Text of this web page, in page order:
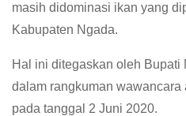
masih didominasi ikan yang
Kabupaten Ngada.
Hal ini ditegaskan oleh
dalam rangkuman
pada tanggal 2 Juni 2020.